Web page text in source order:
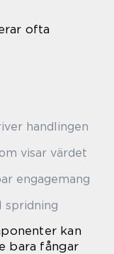
ofta
handlingen
visar värdet
engagemang
spridning
kan
bara fångar